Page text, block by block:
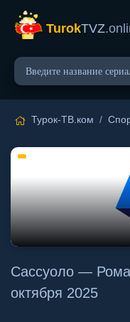
TurokTVZ
Турок-ТВ.ком /
Сассуоло —
октября 2025